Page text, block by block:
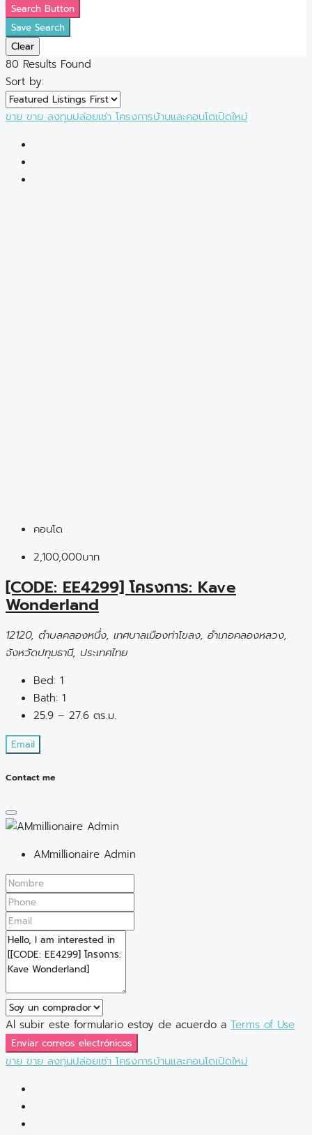
Search Button
Save Search
Clear
80 Results Found
Sort by:
ขาย ขาย ลงทุนปล่อยเช่า โครงการบ้านและคอนโดเปิดใหม่
คอนโด
2,100,000บาท
[CODE: EE4299] โครงการ: Kave
Wonderland
12120, ตำบลคลองหนึ่ง, เทศบาลเมืองท่าโขลง, อำเภอคลองหลวง,
จังหวัดปทุมธานี, ประเทศไทย
Bed: 1
Bath: 1
25.9 – 27.6 ตร.ม.
Email
Contact me
AMmillionaire Admin
Al subir este formulario estoy de acuerdo a Terms of Use
Enviar correos electrónicos
ขาย ขาย ลงทุนปล่อยเช่า โครงการบ้านและคอนโดเปิดใหม่